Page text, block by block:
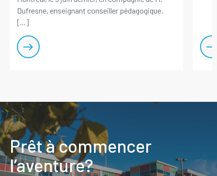
Dufresne, enseignant conseiller pédagogique.
[...]
Prêt à commencer
l’aventure?